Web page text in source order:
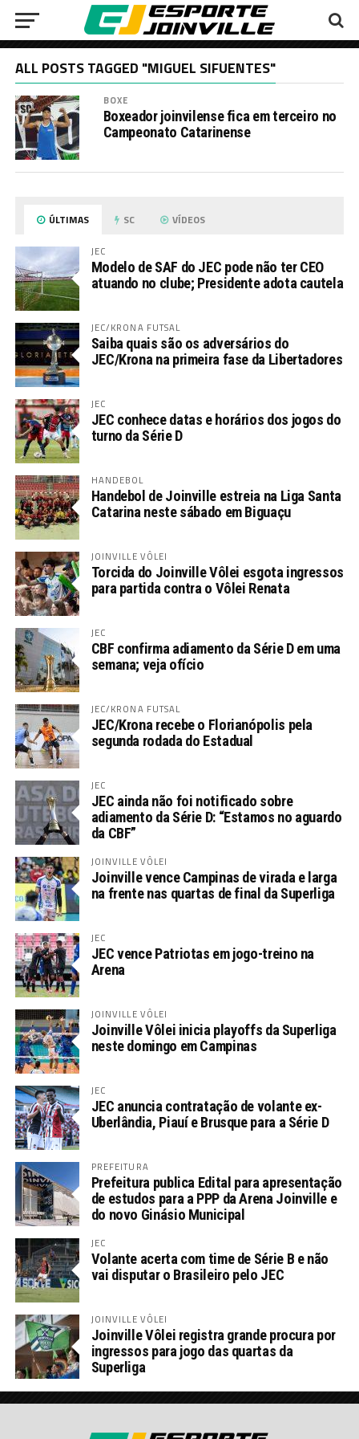
ALL POSTS TAGGED "MIGUEL SIFUENTES"
BOXE
Boxeador joinvilense fica em terceiro no
Campeonato Catarinense
ÚLTIMAS SC VÍDEOS
JEC
Modelo de SAF do JEC pode não ter CEO
atuando no clube; Presidente adota cautela
JEC/KRONA FUTSAL
Saiba quais são os adversários do
JEC/Krona na primeira fase da Libertadores
JEC
JEC conhece datas e horários dos jogos do
turno da Série D
HANDEBOL
Handebol de Joinville estreia na Liga Santa
Catarina neste sábado em Biguaçu
JOINVILLE VÔLEI
Torcida do Joinville Vôlei esgota ingressos
para partida contra o Vôlei Renata
JEC
CBF confirma adiamento da Série D em uma
semana; veja ofício
JEC/KRONA FUTSAL
JEC/Krona recebe o Florianópolis pela
segunda rodada do Estadual
JEC
JEC ainda não foi notificado sobre
adiamento da Série D: “Estamos no aguardo
da CBF”
JOINVILLE VÔLEI
Joinville vence Campinas de virada e larga
na frente nas quartas de final da Superliga
JEC
JEC vence Patriotas em jogo-treino na
Arena
JOINVILLE VÔLEI
Joinville Vôlei inicia playoffs da Superliga
neste domingo em Campinas
JEC
JEC anuncia contratação de volante ex-
Uberlândia, Piauí e Brusque para a Série D
PREFEITURA
Prefeitura publica Edital para apresentação
de estudos para a PPP da Arena Joinville e
do novo Ginásio Municipal
JEC
Volante acerta com time de Série B e não
vai disputar o Brasileiro pelo JEC
JOINVILLE VÔLEI
Joinville Vôlei registra grande procura por
ingressos para jogo das quartas da
Superliga